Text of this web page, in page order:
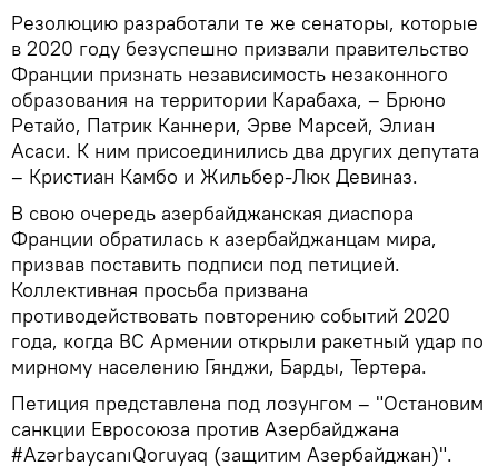
Резолюцию разработали те же сенаторы, которые
в 2020 году безуспешно призвали правительство
Франции признать независимость незаконного
образования на территории Карабаха, – Брюно
Ретайо, Патрик Каннери, Эрве Марсей, Элиан
Асаси. К ним присоединились два других депутата
– Кристиан Камбо и Жильбер-Люк Девиназ.
В свою очередь азербайджанская диаспора
Франции обратилась к азербайджанцам мира,
призвав поставить подписи под петицией.
Коллективная просьба призвана
противодействовать повторению событий 2020
года, когда ВС Армении открыли ракетный удар по
мирному населению Гянджи, Барды, Тертера.
Петиция представлена под лозунгом – "Остановим
санкции Евросоюза против Азербайджана
#AzərbaycanıQoruyaq (защитим Азербайджан)".